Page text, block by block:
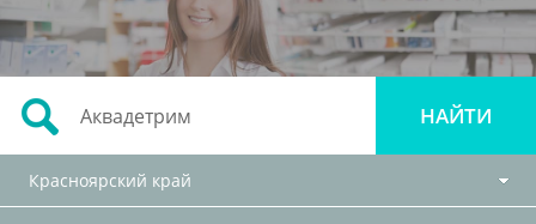
Красноярский край